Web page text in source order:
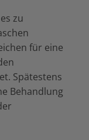
zu
für eine
Spätestens
Behandlung